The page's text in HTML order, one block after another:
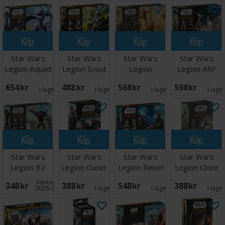
Köp
Star Wars
Legion Aquad
Expansion
654 SEK I lager: 3
Köp
Star Wars
Legion Scout
488 SEK I lager: 1
Köp
Star Wars
Legion
Warriors
568 SEK I lager: 3
Köp
Star Wars
Legion ARF
598 SEK I
Köp
Star Wars
Legion B2
Super Battle
Droids
348 SEK Väntas in:
2026-09-30
Köp
Star Wars
Legion Outer
388 SEK I lager: 1
Köp
Star Wars
Legion Rebel
548 SEK I lager: 1
Köp
Star Wars
Legion Clone
Cody
388 SEK I